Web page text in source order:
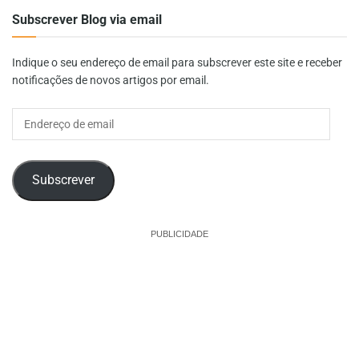
Subscrever Blog via email
Indique o seu endereço de email para subscrever este site e receber
notificações de novos artigos por email.
Endereço
Subscrever
PUBLICIDADE